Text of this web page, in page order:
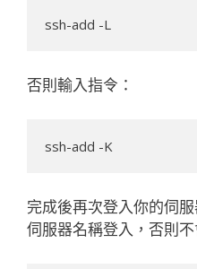
否則輸入指令：
完成後再次登入你的伺
伺服器名稱登入，否則不